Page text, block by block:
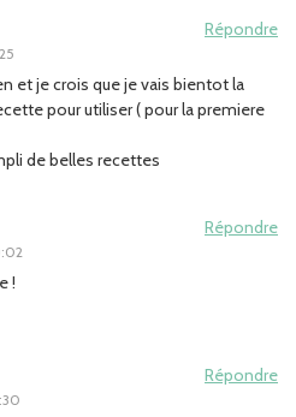
Répondre
et je crois que je vais bientot la
pour utiliser ( pour la premiere
de belles recettes
Répondre
!
Répondre